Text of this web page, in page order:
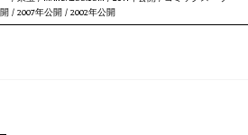
/ 2007年公開 / 2002年公開